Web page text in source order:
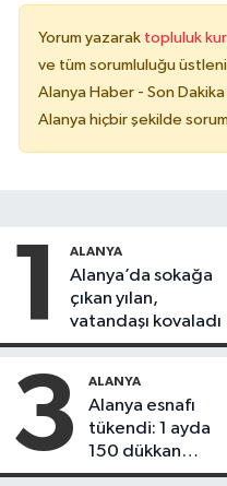
Yorum yazarak topluluk
ve tüm sorumluluğu
Alanya Haber - Son
Alanya hiçbir şekilde
1 ALANYA
Alanya’da sokağa
çıkan yılan,
vatandaşı kovaladı
3 ALANYA
Alanya esnafı
tükendi: 1 ayda
150 dükkan
kapandı